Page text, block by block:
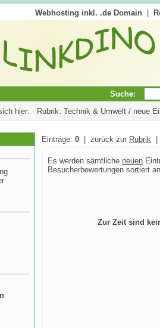
Webhosting inkl. .de Domain
Suche:
hier: Rubrik: Technik & Umwelt / neue
Einträge: 0 | zurück zur Rubrik |
Es werden sämtliche neuen
Besucherbewertungen sortiert
Zur Zeit sind